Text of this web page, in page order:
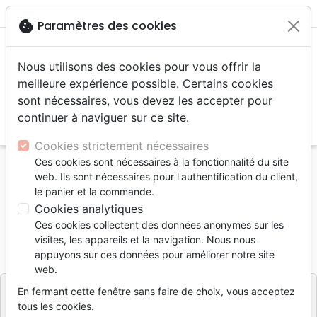
menu
Accueil Livres Edification Libérés de nos peurs
Libérés de nos peurs
Auteur :Neil T. Anderson-Rich Miller
Référence MB3597 EAN9782826035978
EditeurLa Maison de la Bible
cookie Paramètres des cookies
Nous utilisons des cookies pour vous offrir la
meilleure expérience possible. Certains cookies
sont nécessaires, vous devez les accepter pour
continuer à naviguer sur ce site.
Cookies strictement nécessaires
Ces cookies sont nécessaires à la fonctionnalité du site
web. Ils sont nécessaires pour l'authentification du client,
le panier et la commande.
Cookies analytiques
Ces cookies collectent des données anonymes sur les
visites, les appareils et la navigation. Nous nous
appuyons sur ces données pour améliorer notre site
web.
En fermant cette fenêtre sans faire de choix, vous acceptez
tous les cookies.